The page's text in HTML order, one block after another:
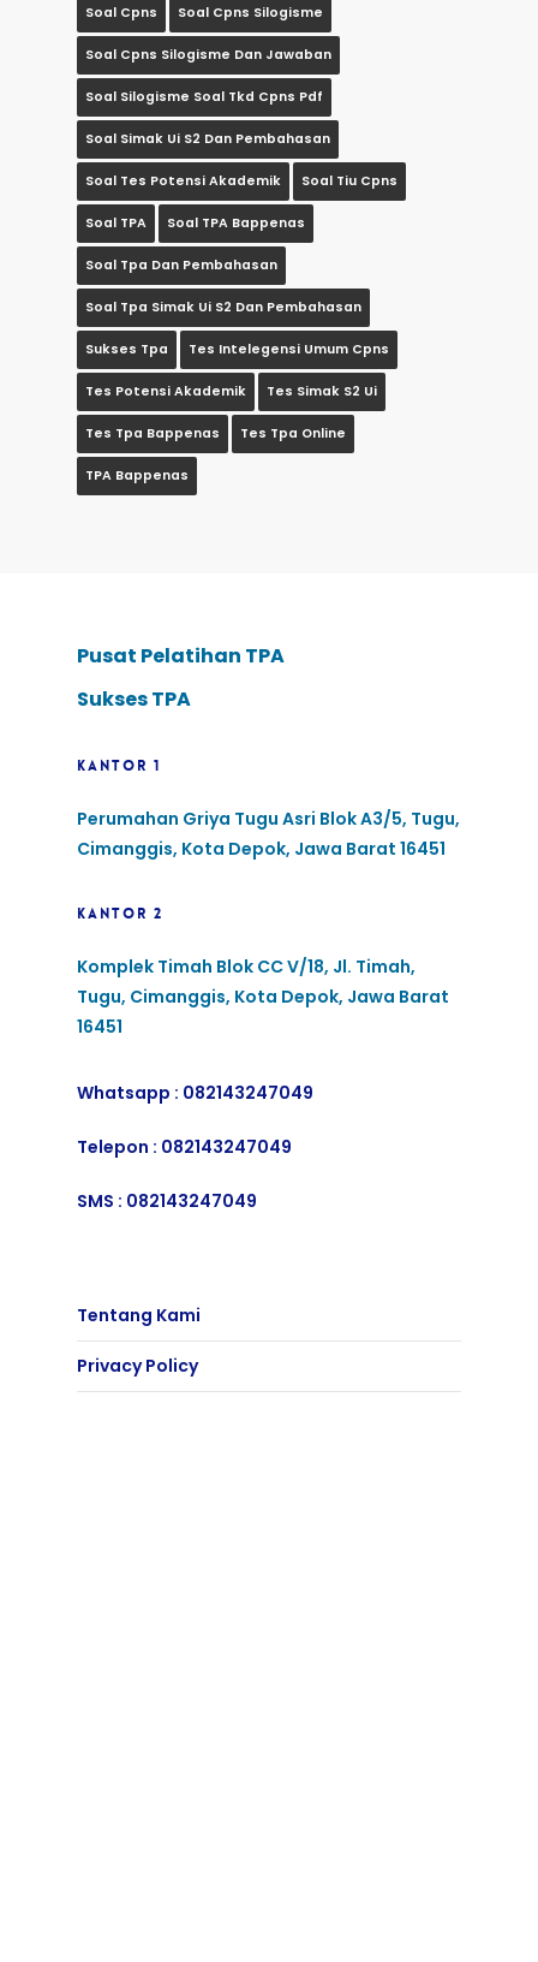
Soal Cpns Soal Cpns Silogisme
Soal Cpns Silogisme Dan Jawaban
Soal Silogisme Soal Tkd Cpns Pdf
Soal Simak Ui S2 Dan Pembahasan
Soal Tes Potensi Akademik Soal Tiu Cpns
Soal TPA Soal TPA Bappenas
Soal Tpa Dan Pembahasan
Soal Tpa Simak Ui S2 Dan Pembahasan
Sukses Tpa Tes Intelegensi Umum Cpns
Tes Potensi Akademik Tes Simak S2 Ui
Tes Tpa Bappenas Tes Tpa Online
TPA Bappenas
Pusat Pelatihan TPA
Sukses TPA
KANTOR 1
Perumahan Griya Tugu Asri Blok A3/5, Tugu,
Cimanggis, Kota Depok, Jawa Barat 16451
KANTOR 2
Komplek Timah Blok CC V/18, Jl. Timah,
Tugu, Cimanggis, Kota Depok, Jawa Barat
16451
Whatsapp : 082143247049
Telepon : 082143247049
SMS : 082143247049
Tentang Kami
Privacy Policy